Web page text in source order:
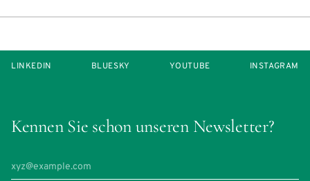
Kennen Sie schon unseren Newsletter?
LINKEDIN BLUESKY YOUTUBE INSTAGRAM